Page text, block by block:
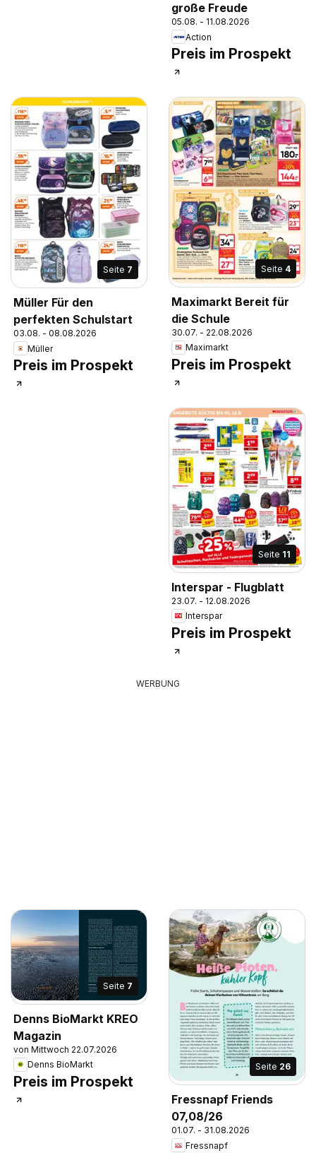
große Freude
05.08. - 11.08.2026
Action
Preis im Prospekt
Seite 7
Müller Für den
perfekten Schulstart
03.08. - 08.08.2026
Müller
Preis im Prospekt
Seite 4
Maximarkt Bereit für
die Schule
30.07. - 22.08.2026
Maximarkt
Preis im Prospekt
Seite 11
Interspar - Flugblatt
23.07. - 12.08.2026
Interspar
Preis im Prospekt
WERBUNG
Seite 7
Denns BioMarkt KREO
Magazin
von Mittwoch 22.07.2026
Denns BioMarkt
Preis im Prospekt
Seite 26
Fressnapf Friends
07,08/26
01.07. - 31.08.2026
Fressnapf